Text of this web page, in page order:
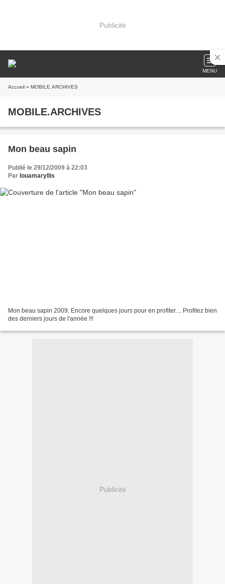
Publicité
MENU
Accueil » MOBILE.ARCHIVES
MOBILE.ARCHIVES
Mon beau sapin
Publié le 29/12/2009 à 22:03
Par louamaryllis
Mon beau sapin 2009; Encore quelques jours pour en profiter.... Profitez bien
des derniers jours de l'année !!!
Publicité